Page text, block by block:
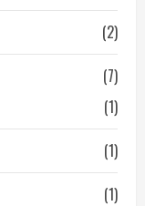
(2)
(7)
(1)
(1)
(1)